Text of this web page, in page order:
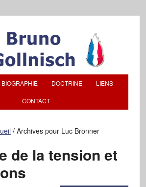
BIOGRAPHIE DOCTRINE LIENS
CONTACT
/Archives pour Luc Bronner
de la tension et